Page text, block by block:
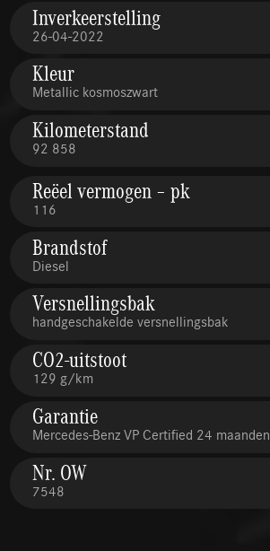
Inverkeerstelling
26-04-2022
Kleur
Metallic kosmoszwart
Kilometerstand
92 858
Reëel vermogen – pk
116
Brandstof
Diesel
Versnellingsbak
handgeschakelde versnellingsbak
CO2-uitstoot
129 g/km
Garantie
Mercedes-Benz VP Certified 24 maanden
Nr. OW
7548